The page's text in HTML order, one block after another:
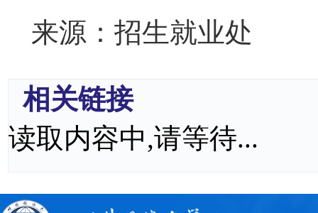
来源：招生就业处
相关链接
读取内容中,请等待...